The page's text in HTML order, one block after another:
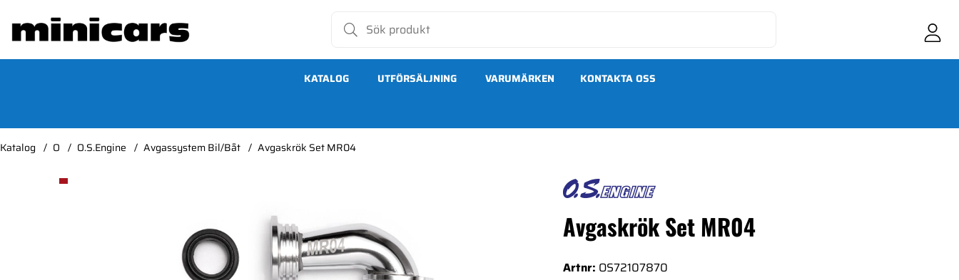
KATALOG UTFÖRSÄLJNING VARUMÄRKEN KONTAKTA OSS
Katalog O O.S.Engine Avgassystem Bil/Båt Avgaskrök Set MR04
Produktbilder Avgaskrök Set MR04
Avgaskrök Set MR04
Artnr: OS72107870